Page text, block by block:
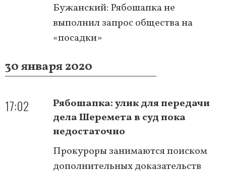
Бужанский: Рябошапка не
выполнил запрос общества на
«посадки»
30 января 2020
17:02
Рябошапка: улик для передачи
дела Шеремета в суд пока
недостаточно
Прокуроры занимаются поиском
дополнительных доказательств